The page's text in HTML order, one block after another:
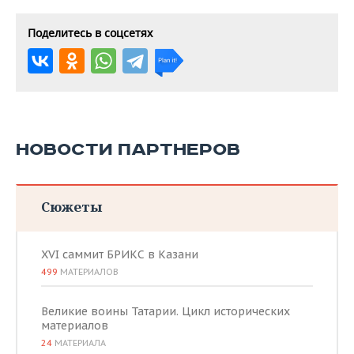
Поделитесь в соцсетях
НОВОСТИ ПАРТНЕРОВ
Сюжеты
XVI саммит БРИКС в Казани
499 МАТЕРИАЛОВ
Великие воины Татарии. Цикл исторических
материалов
24 МАТЕРИАЛА